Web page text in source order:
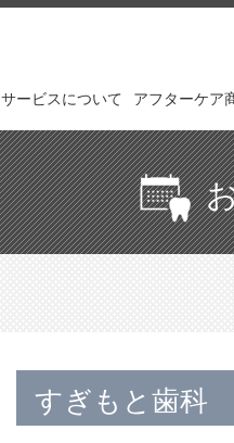
サービスについて アフターケア
すぎもと歯科